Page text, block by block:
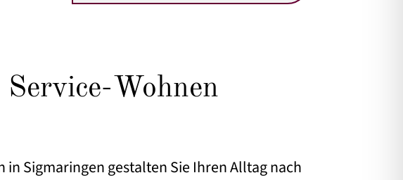
Wohnen
Sigmaringen gestalten Sie Ihren Alltag nach